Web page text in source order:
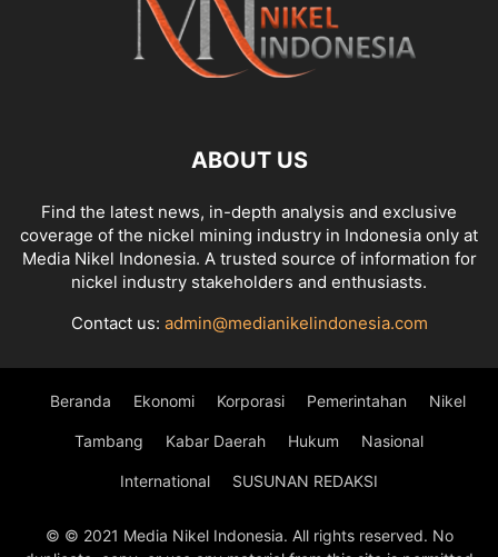
ABOUT US
Find the latest news, in-depth analysis and exclusive
coverage of the nickel mining industry in Indonesia only at
Media Nikel Indonesia. A trusted source of information for
nickel industry stakeholders and enthusiasts.
Contact us: admin@medianikelindonesia.com
Beranda Ekonomi Korporasi Pemerintahan Nikel
Tambang Kabar Daerah Hukum Nasional
International SUSUNAN REDAKSI
© © 2021 Media Nikel Indonesia. All rights reserved. No